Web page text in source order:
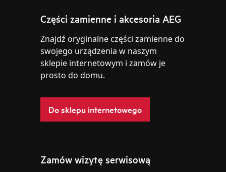
Części zamienne i akcesoria AEG
Znajdź oryginalne części zamienne do
swojego urządzenia w naszym
sklepie internetowym i zamów je
prosto do domu.
Do sklepu internetowego
Zamów wizytę serwisową